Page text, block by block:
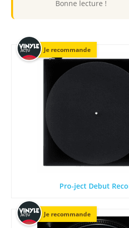
Bonne lecture !
Je recommande
Pro-ject Debut
Je recommande